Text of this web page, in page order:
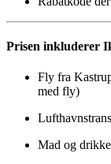
Prisen inkluderer
Fly fra
med fly)
Mad og